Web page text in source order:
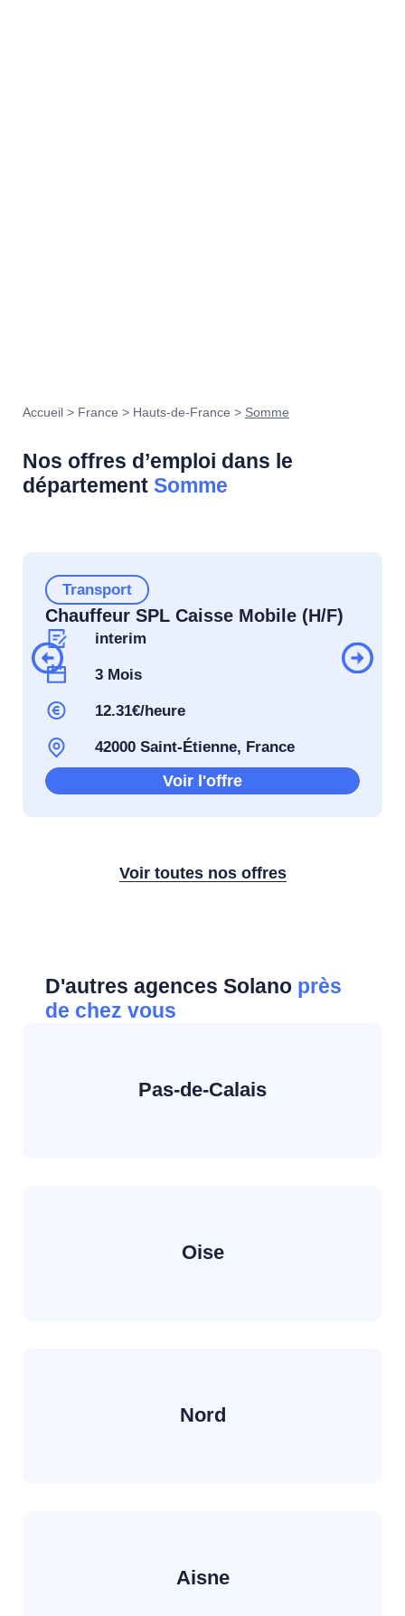
Accueil > France > Hauts-de-France > Somme
Nos offres d’emploi dans le
département Somme
Transport
Chauffeur SPL Caisse Mobile (H/F)
interim
3 Mois
12.31€/heure
42000 Saint-Étienne, France
Voir l'offre
Voir toutes nos offres
D'autres agences Solano près
de chez vous
Pas-de-Calais
Oise
Nord
Aisne